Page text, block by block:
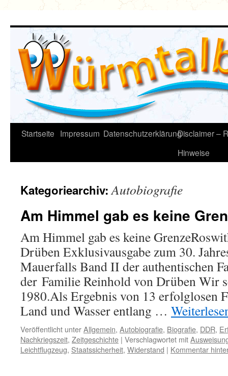
springen
Startseite Impressum DatenschutzerklärungDisclaimer –
Hinweise
Kategoriearchiv:Autobiografie
Am Himmel gab es keine
Am Himmel gab es keine
Drüben Exklusivausgabe zum 30.
Mauerfalls Band II der authentischen
der Familie Reinhold von Drüben Wir
1980.Als Ergebnis von 13 erfolglosen
Land und Wasser entlang …
Veröffentlicht unterAllgemein, Autobiografie, Biografie, DDR,
Nachkriegszeit, Zeitgeschichte | Verschlagwortet mit
Leichtflugzeug, Staatssicherheit, Widerstand | Kommentar